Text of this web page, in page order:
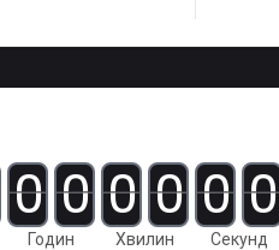
0 0
Годин
0 0
Хвилин
0 0
Секунд